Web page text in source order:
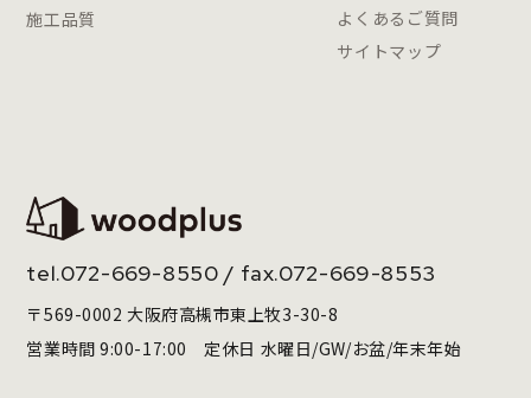
施工品質
よくあるご質問
サイトマップ
tel.072-669-8550 / fax.072-669-8553
〒569-0002 大阪府高槻市東上牧3-30-8
営業時間 9:00-17:00 定休日 水曜日/GW/お盆/年末年始